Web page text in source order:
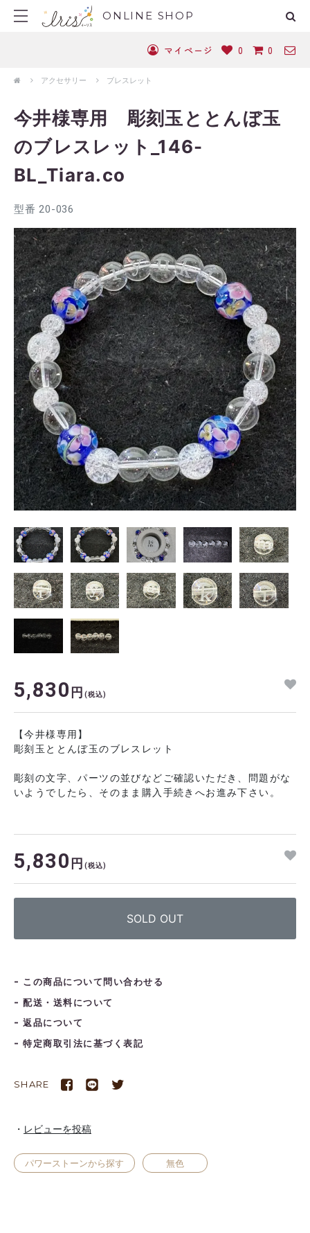
ONLINE SHOP
マイページ 0 0
アクセサリー ブレスレット
今井様専用 彫刻玉ととんぼ玉
のブレスレット_146-
BL_Tiara.co
型番 20-036
5,830 円 (税込)
【今井様専用】
彫刻玉ととんぼ玉のブレスレット
彫刻の文字、パーツの並びなどご確認いただき、問題がな
いようでしたら、そのまま購入手続きへお進み下さい。
この商品について問い合わせる
配送・送料について
返品について
特定商取引法に基づく表記
SHARE
レビューを投稿
パワーストーンから探す 無色
5,830 円 (税込)
SOLD OUT